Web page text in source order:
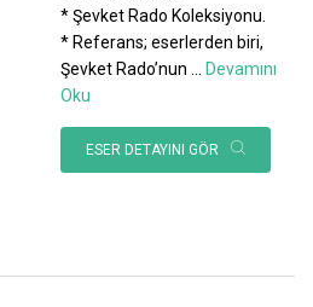
* Şevket Rado Koleksiyonu.
* Referans; eserlerden biri,
Şevket Rado’nun
Devamını
Oku
ESER DETAYINI GÖR